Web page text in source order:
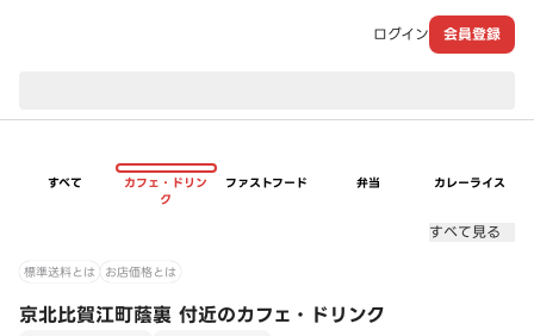
ログイン 会員登録
すべて
カフェ・ドリン
ク
ファストフード 弁当 カレーライス
すべて見る
標準送料とは お店価格とは
京北比賀江町蔭裏 付近のカフェ・ドリンク